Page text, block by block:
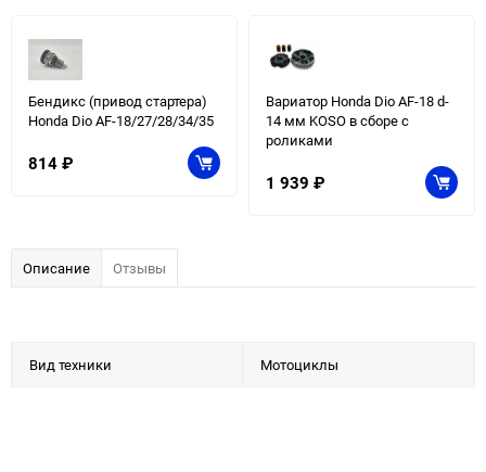
Бендикс (привод стартера)
Honda Dio AF-18/27/28/34/35
814 ₽
Вариатор Honda Dio AF-18 d-
14 мм KOSO в сборе с
роликами
1 939 ₽
Описание Отзывы
Вид техники Мотоциклы